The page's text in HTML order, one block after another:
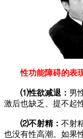
性功能障碍的表现
⑴性欲减退： 男
激后也缺乏、提不起
⑵不射精： 不射
也没有性高潮。如果